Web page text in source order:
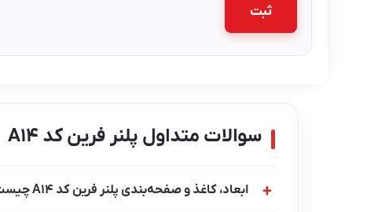
سوالات متداول پلنر فرین کد A14
ابعاد، کاغذ و صفحه‌بندی پلنر فرین کد A14 چیست؟